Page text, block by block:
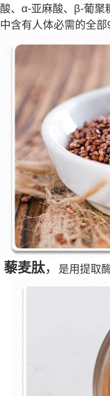
酸、α-亚麻酸、β-葡聚
中含有人体必需的全
藜麦肽， 是用提取